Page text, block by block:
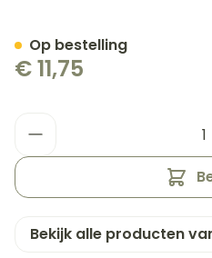
€ 11,75
Op bestelling
Bekijk alle producten